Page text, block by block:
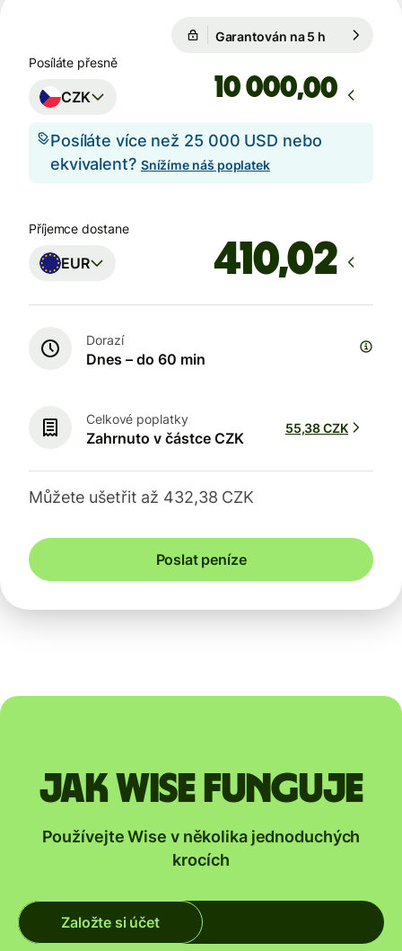
Garantován na 5 h
Posíláte přesně
CZK ,00
Posíláte více než 25 000 USD nebo
ekvivalent? Snížíme náš poplatek
Příjemce dostane
EUR
Dorazí
Dnes – do 60 min
Celkové poplatky
Zahrnuto v částce CZK
55,38 CZK
Můžete ušetřit až 432,38 CZK
Poslat peníze
Jak Wise funguje
Používejte Wise v několika jednoduchých
krocích
Založte si účet